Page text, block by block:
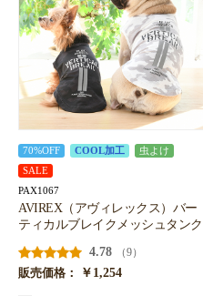
70%OFF COOL加工
虫よけ
SALE
PAX1067
AVIREX（アヴィレックス）バー
ティカルブレイクメッシュタンク
4.78
（9）
販売価格：
￥1,254